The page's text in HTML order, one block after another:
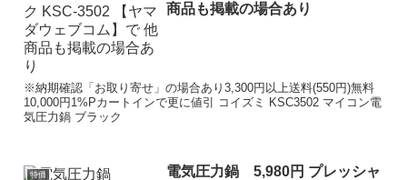
商品も掲載の場合あり
※納期確認「お取り寄せ」の場合あり3,300円以上送料(550円)無料
10,000円1%Pカートインで更に値引 コイズミ KSC3502 マイコン電
気圧力鍋 ブラック
特価
電気圧力鍋 5,980円 プレッシャ